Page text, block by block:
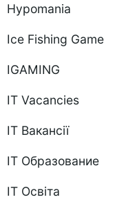
Hypomania
Ice Fishing Game
IGAMING
IT Vacancies
IT Вакансії
IT Образование
IT Освіта